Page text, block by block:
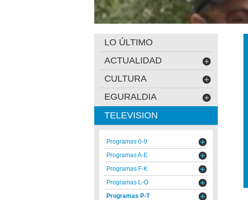
LO ÚLTIMO
ACTUALIDAD
CULTURA
EGURALDIA
TELEVISION
Programas 0-9
Programas A-E
Programas F-K
Programas L-O
Programas P-T